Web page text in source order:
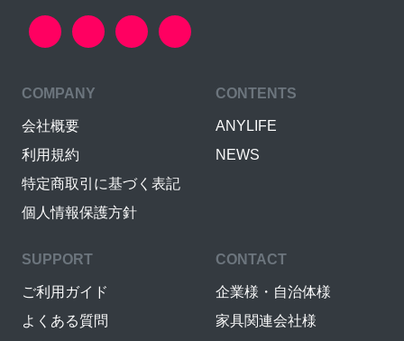
COMPANY
会社概要
利用規約
特定商取引に基づく表記
個人情報保護方針
CONTENTS
ANYLIFE
NEWS
SUPPORT
ご利用ガイド
よくある質問
CONTACT
企業様・自治体様
家具関連会社様